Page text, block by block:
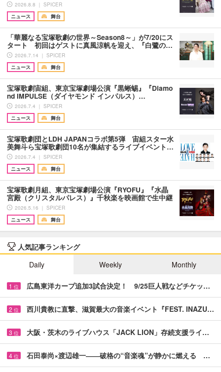
2026.8.8 ｜ SPICER
ニュース
舞台
「華麗なる宝塚歌劇の世界～Season8～」が7/20にス
タート 初回はゲストに真風涼帆を迎え、『白鷺の…
2026.7.14 ｜ SPICER
ニュース
舞台
宝塚歌劇宙組、東京宝塚劇場公演『黒蜥蜴』『Diamo
nd IMPULSE（ダイヤモンド インパルス）…
2026.7.4 ｜ SPICER
ニュース
舞台
宝塚歌劇団とLDH JAPANコラボ第5弾 宙組スター水
美舞斗ら宝塚歌劇団10名が集結するライブイベント…
2026.7.4 ｜ SPICER
ニュース
舞台
宝塚歌劇月組、東京宝塚劇場公演『RYOFU』『水晶
宮殿（クリスタルパレス）』千秋楽を映画館で生中継
2026.5.16 ｜ SPICER
ニュース
舞台
人気記事ランキング
Daily
Weekly Monthly
1 位 広島東洋カープ追加3試合決定！ 9/25巨人戦などチケッ…
2 位 西川貴教に直撃、滋賀最大の音楽イベント『FEST. INAZU…
3 位 大阪・茨木のライブハウス「JACK LION」存続支援ライ…
4 位 石田泰尚×渡辺雄一――破格の“音楽魂”が静かに燃える …